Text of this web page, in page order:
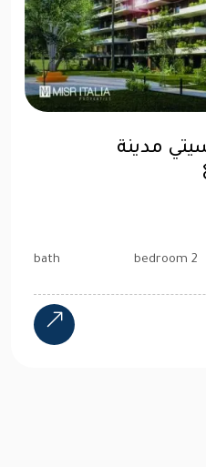
مدينة
2 bedroom
bath